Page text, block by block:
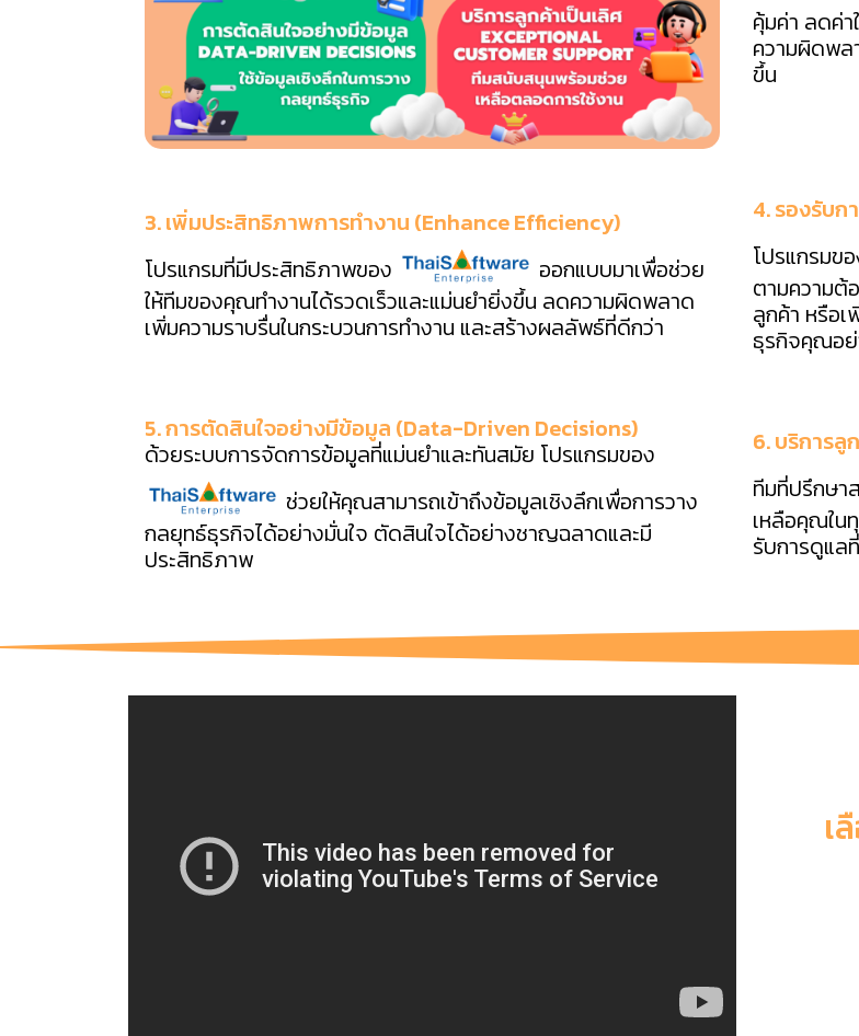
คุ้มค่า ลดค่า
ความผิดพล
ขึ้น
3. เพิ่มประสิทธิภาพการทำงาน (Enhance Efficiency)
โปรแกรมที่มีประสิทธิภาพของ
ออกแบบมาเพื่อช่วย
ให้ทีมของคุณทำงานได้รวดเร็วและแม่นยำยิ่งขึ้น ลดความผิดพลาด
เพิ่มความราบรื่นในกระบวนการทำงาน และสร้างผลลัพธ์ที่ดีกว่า
4. รองรับก
โปรแกรมข
ตามความต้
ลูกค้า หรือ
ธุรกิจคุณอ
5. การตัดสินใจอย่างมีข้อมูล (Data-Driven Decisions)
ด้วยระบบการจัดการข้อมูลที่แม่นยำและทันสมัย โปรแกรมของ
ช่วยให้คุณสามารถเข้าถึงข้อมูลเชิงลึกเพื่อการวาง
กลยุทธ์ธุรกิจได้อย่างมั่นใจ ตัดสินใจได้อย่างชาญฉลาดและมี
ประสิทธิภาพ
6. บริการ
ทีมที่ปรึกษา
เหลือคุณใน
รับการดูแล
เ